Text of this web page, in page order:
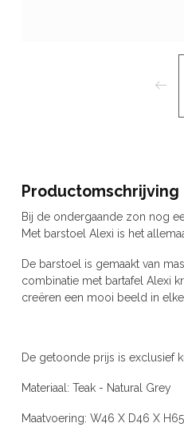
Productomschrijving
Bij de ondergaande zon nog
Met barstoel Alexi is het
De barstoel is gemaakt van
combinatie met bartafel Alexi
creëren een mooi beeld in
De getoonde prijs is exclusief
Materiaal: Teak - Natural Grey
Maatvoering: W46 X D46 X